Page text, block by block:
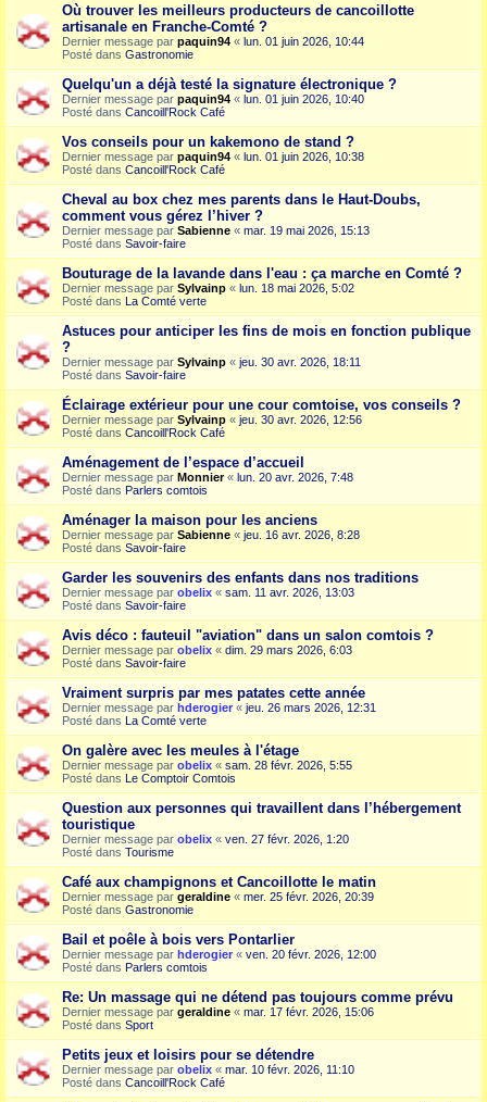
Où trouver les meilleurs producteurs de cancoillotte
artisanale en Franche-Comté ?
Dernier message par paquin94 « lun. 01 juin 2026, 10:44
Posté dans Gastronomie
Quelqu'un a déjà testé la signature électronique ?
Dernier message par paquin94 « lun. 01 juin 2026, 10:40
Posté dans Cancoill'Rock Café
Vos conseils pour un kakemono de stand ?
Dernier message par paquin94 « lun. 01 juin 2026, 10:38
Posté dans Cancoill'Rock Café
Cheval au box chez mes parents dans le Haut-Doubs,
comment vous gérez l’hiver ?
Dernier message par Sabienne « mar. 19 mai 2026, 15:13
Posté dans Savoir-faire
Bouturage de la lavande dans l'eau : ça marche en Comté ?
Dernier message par Sylvainp « lun. 18 mai 2026, 5:02
Posté dans La Comté verte
Astuces pour anticiper les fins de mois en fonction publique
?
Dernier message par Sylvainp « jeu. 30 avr. 2026, 18:11
Posté dans Savoir-faire
Éclairage extérieur pour une cour comtoise, vos conseils ?
Dernier message par Sylvainp « jeu. 30 avr. 2026, 12:56
Posté dans Cancoill'Rock Café
Aménagement de l’espace d’accueil
Dernier message par Monnier« lun. 20 avr. 2026, 7:48
Posté dans Parlers comtois
Aménager la maison pour les anciens
Dernier message par Sabienne « jeu. 16 avr. 2026, 8:28
Posté dans Savoir-faire
Garder les souvenirs des enfants dans nos traditions
Dernier message par obelix « sam. 11 avr. 2026, 13:03
Posté dans Savoir-faire
Avis déco : fauteuil "aviation" dans un salon comtois ?
Dernier message par obelix « dim. 29 mars 2026, 6:03
Posté dans Savoir-faire
Vraiment surpris par mes patates cette année
Dernier message par hderogier « jeu. 26 mars 2026, 12:31
Posté dans La Comté verte
On galère avec les meules à l'étage
Dernier message par obelix « sam. 28 févr. 2026, 5:55
Posté dans Le Comptoir Comtois
Question aux personnes qui travaillent dans l’hébergement
touristique
Dernier message par obelix « ven. 27 févr. 2026, 1:20
Posté dans Tourisme
Café aux champignons et Cancoillotte le matin
Dernier message par geraldine « mer. 25 févr. 2026, 20:39
Posté dans Gastronomie
Bail et poêle à bois vers Pontarlier
Dernier message par hderogier « ven. 20 févr. 2026, 12:00
Posté dans Parlers comtois
Re: Un massage qui ne détend pas toujours comme prévu
Dernier message par geraldine « mar. 17 févr. 2026, 15:06
Posté dans Sport
Petits jeux et loisirs pour se détendre
Dernier message par obelix « mar. 10 févr. 2026, 11:10
Posté dans Cancoill'Rock Café